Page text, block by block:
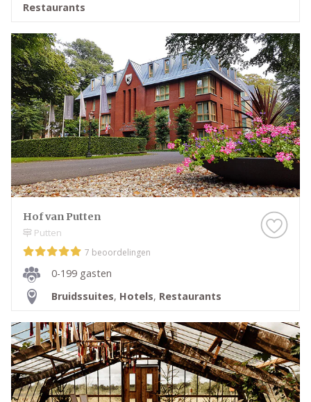
Restaurants
Hof van Putten
Putten
7 beoordelingen
0-199 gasten
Bruidssuites, Hotels, Restaurants